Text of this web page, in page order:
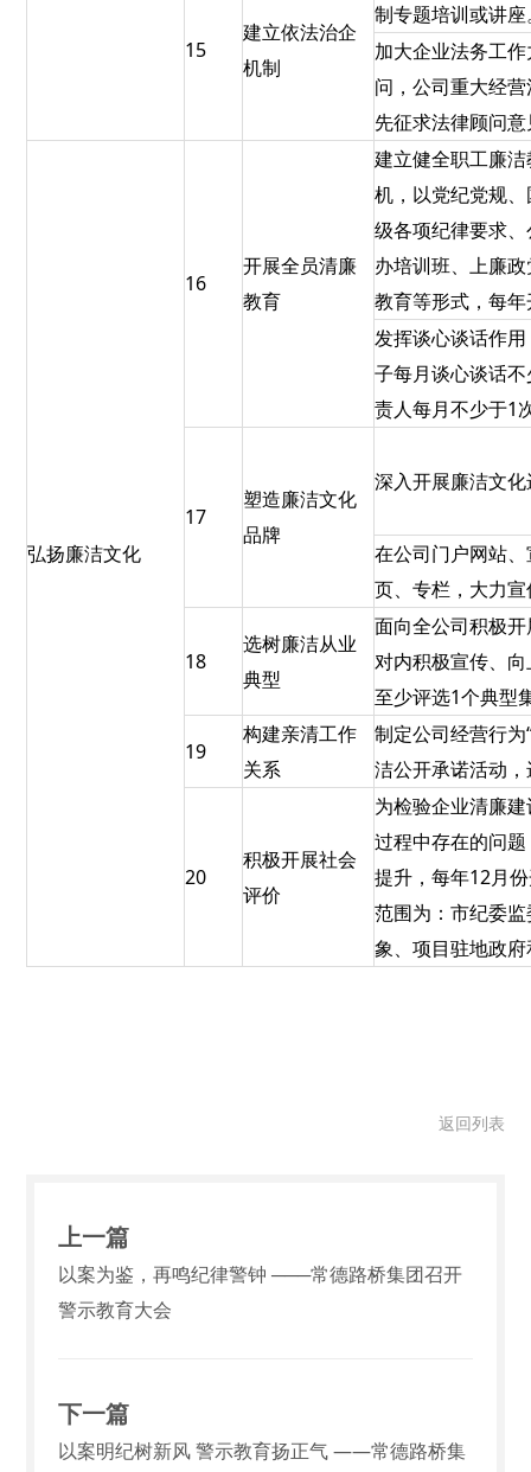
15
建立依法治企
机制
制专题培训或讲
加大企业法务工
问，公司重大经
先征求法律顾问
弘扬廉洁文化
16
开展全员清廉
教育
建立健全职工廉
机，以党纪党规
级各项纪律要求
办培训班、上廉
教育等形式，每
发挥谈心谈话作
子每月谈心谈话
责人每月不少于1
17
塑造廉洁文化
品牌
深入开展廉洁文
在公司门户网站
页、专栏，大力
18
选树廉洁从业
典型
面向全公司积极
对内积极宣传、
至少评选1个典型
19
构建亲清工作
关系
制定公司经营行为
洁公开承诺活动
20
积极开展社会
评价
为检验企业清廉
过程中存在的问
提升，每年12月
范围为：市纪委
象、项目驻地政
返回列表
上一篇
以案为鉴，再鸣纪律警钟 ───常德路桥集团召开
警示教育大会
下一篇
以案明纪树新风 警示教育扬正气 ——常德路桥集